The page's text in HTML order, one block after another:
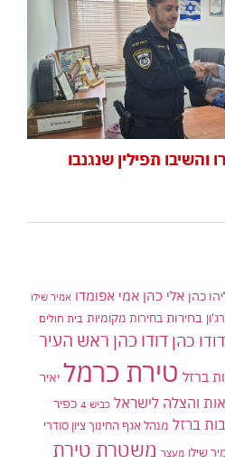
תפילין שנגנבו
כהן אלי כהן אמי אפומדו אמיר שילו
בחירות בחירות מקומיות בית חולים
דודו כהן דודו כהן ראש העיר
ברזל טירת כרמל יאיר
והצלה לישראל כביש 4
כפיר
ברזל מנהל אגף החינוך ציון סודרי
שילו מעצר משטרת טירת